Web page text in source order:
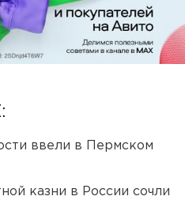
ввели в Пермском
казни в России сочли